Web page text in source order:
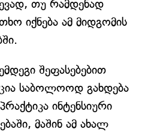
თუ რამდენად
იქნება ამ მიდგომის
შეფასებებით
საბოლოოდ გახდება
ინტენსიური
მაშინ ამ ახალ